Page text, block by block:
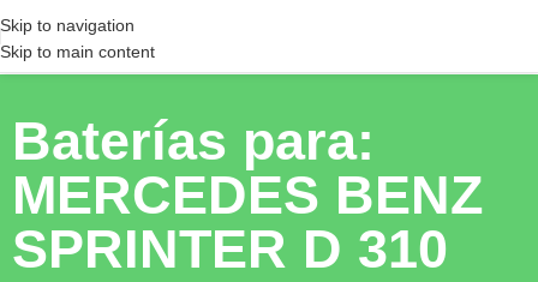
Skip to navigation
Skip to main content
Baterías para:
MERCEDES BENZ
SPRINTER D 310